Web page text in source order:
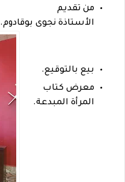
من تقديم
الأستاذة نجوى بوقادوم.
بيع بالتوقيع.
معرض كتاب
المرأة المبدعة.